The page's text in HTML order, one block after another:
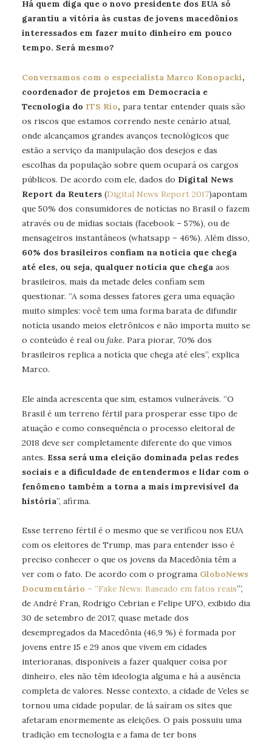
Há quem diga que o novo presidente dos EUA só
garantiu a vitória às custas de jovens macedônios
interessados em fazer muito dinheiro em pouco
tempo. Será mesmo?
Conversamos com o especialista Marco Konopacki,
coordenador de projetos em Democracia e
Tecnologia do ITS Rio, para tentar entender quais são
os riscos que estamos correndo neste cenário atual,
onde alcançamos grandes avanços tecnológicos que
estão a serviço da manipulação dos desejos e das
escolhas da população sobre quem ocupará os cargos
públicos. De acordo com ele, dados do Digital News
Report da Reuters (Digital News Report 2017)apontam
que 50% dos consumidores de notícias no Brasil o fazem
através ou de mídias sociais (facebook – 57%), ou de
mensageiros instantâneos (whatsapp – 46%). Além disso,
60% dos brasileiros confiam na notícia que chega
até eles, ou seja, qualquer notícia que chega aos
brasileiros, mais da metade deles confiam sem
questionar. “A soma desses fatores gera uma equação
muito simples: você tem uma forma barata de difundir
notícia usando meios eletrônicos e não importa muito se
o conteúdo é real ou fake. Para piorar, 70% dos
brasileiros replica a notícia que chega até eles”, explica
Marco.
Ele ainda acrescenta que sim, estamos vulneráveis. “O
Brasil é um terreno fértil para prosperar esse tipo de
atuação e como consequência o processo eleitoral de
2018 deve ser completamente diferente do que vimos
antes. Essa será uma eleição dominada pelas redes
sociais e a dificuldade de entendermos e lidar com o
fenômeno também a torna a mais imprevisível da
história”, afirma.
Esse terreno fértil é o mesmo que se verificou nos EUA
com os eleitores de Trump, mas para entender isso é
preciso conhecer o que os jovens da Macedônia têm a
ver com o fato. De acordo com o programa GloboNews
Documentário – “Fake News: Baseado em fatos reais’”,
de André Fran, Rodrigo Cebrian e Felipe UFO, exibido dia
30 de setembro de 2017, quase metade dos
desempregados da Macedônia (46,9 %) é formada por
jovens entre 15 e 29 anos que vivem em cidades
interioranas, disponíveis a fazer qualquer coisa por
dinheiro, eles não têm ideologia alguma e há a ausência
completa de valores. Nesse contexto, a cidade de Veles se
tornou uma cidade popular, de lá saíram os sites que
afetaram enormemente as eleições. O país possuiu uma
tradição em tecnologia e a fama de ter bons